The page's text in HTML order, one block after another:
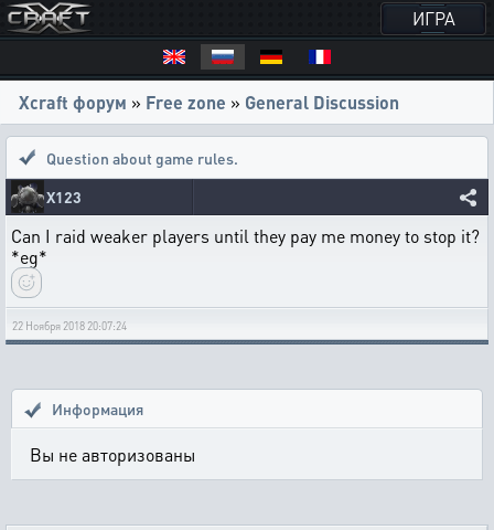
ИГРА
Xcraft форум » Free zone » General Discussion
Question about game rules.
X123
Can I raid weaker players until they pay me money to stop it?
*eg*
22 Ноября 2018 20:07:24
Информация
Вы не авторизованы